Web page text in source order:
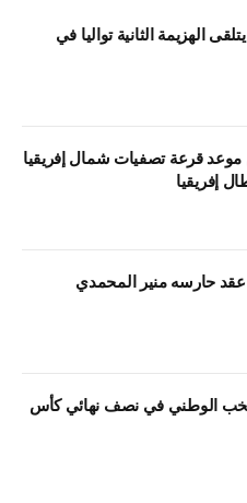
الهزيمة الثانية تواليا في
قرعة تصفيات شمال إفريقيا
إفريقيا
حارسه منير المحمدي
الوطني في نصف نهائي كأس